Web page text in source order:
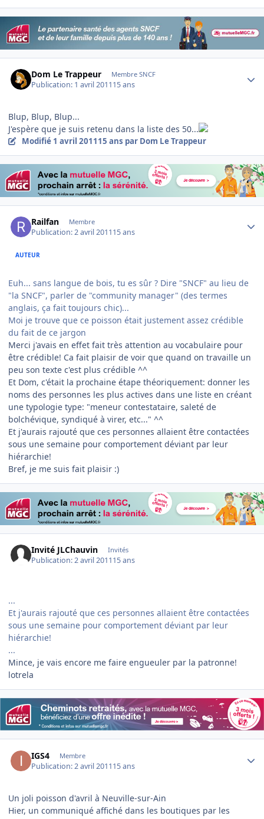
Dom Le Trappeur Membre SNCF
Publication: 1 avril 201115 ans
Blup, Blup, Blup...
J'espère que je suis retenu dans la liste des 50...
Modifié 1 avril 201115 ans par Dom Le Trappeur
Railfan Membre
Publication:2 avril 201115 ans
AUTEUR
Euh... sans langue de bois, tu es sûr ? Dire "SNCF" au lieu de
"la SNCF", parler de "community manager" (des termes
anglais, ça fait toujours chic)...
Moi je trouve que ce poisson était justement assez crédible
du fait de ce jargon
Merci j'avais en effet fait très attention au vocabulaire pour
être crédible! Ca fait plaisir de voir que quand on travaille un
peu son texte c'est plus crédible ^^
Et Dom, c'était la prochaine étape théoriquement: donner les
noms des personnes les plus actives dans une liste en créant
une typologie type: "meneur contestataire, saleté de
bolchévique, syndiqué à virer, etc..." ^^
Et j'aurais rajouté que ces personnes allaient être contactées
sous une semaine pour comportement déviant par leur
hiérarchie!
Bref, je me suis fait plaisir :)
Invité JLChauvin Invités
Publication:2 avril 201115 ans
...
Et j'aurais rajouté que ces personnes allaient être contactées
sous une semaine pour comportement déviant par leur
hiérarchie!
...
Mince, je vais encore me faire engueuler par la patronne!
lotrela
IGS4 Membre
Publication:2 avril 201115 ans
Un joli poisson d'avril à Neuville-sur-Ain
Hier, un communiqué affiché dans les boutiques par les